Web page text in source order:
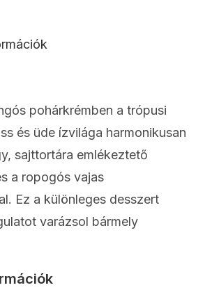
pohárkrémben a trópusi
és üde ízvilága harmonikusan
sajttortára emlékeztető
a ropogós vajas
Ez a különleges desszert
varázsol bármely